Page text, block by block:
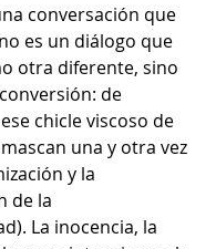
conversación que
es un diálogo que
otra diferente, sino
de
chicle viscoso de
una y otra vez
y la
de la
La inocencia, la